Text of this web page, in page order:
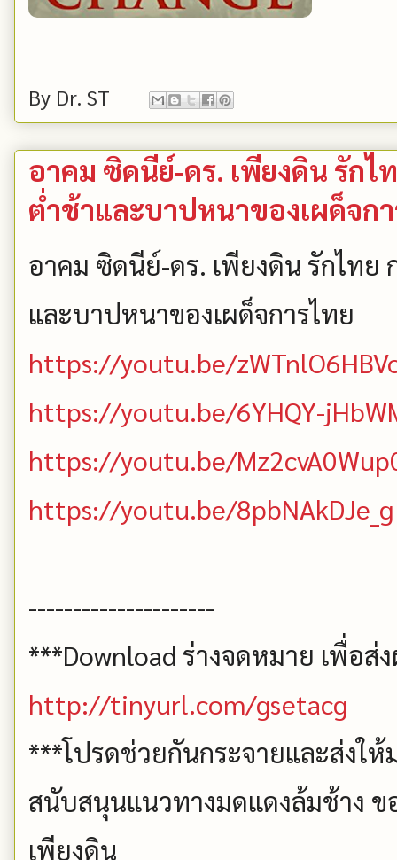
By Dr. ST
อาคม ซิดนีย์-ดร. เพียงดิน รัก
ต่ำช้าและบาปหนาของเผด็จก
อาคม ซิดนีย์-ดร. เพียงดิน รักไทย
และบาปหนาของเผด็จการไทย
https://youtu.be/
https://youtu.be/6YHQY-
https://youtu.be/
https://youtu.be/8pbNAkDJe_g
---------------------
***Download ร่างจดหมาย เพื่อส่
http://tinyurl.com/gsetacg
***โปรดช่วยกันกระจายและส่งใ
สนับสนุนแนวทางมดแดงล้มช้าง ข
เพียงดิน